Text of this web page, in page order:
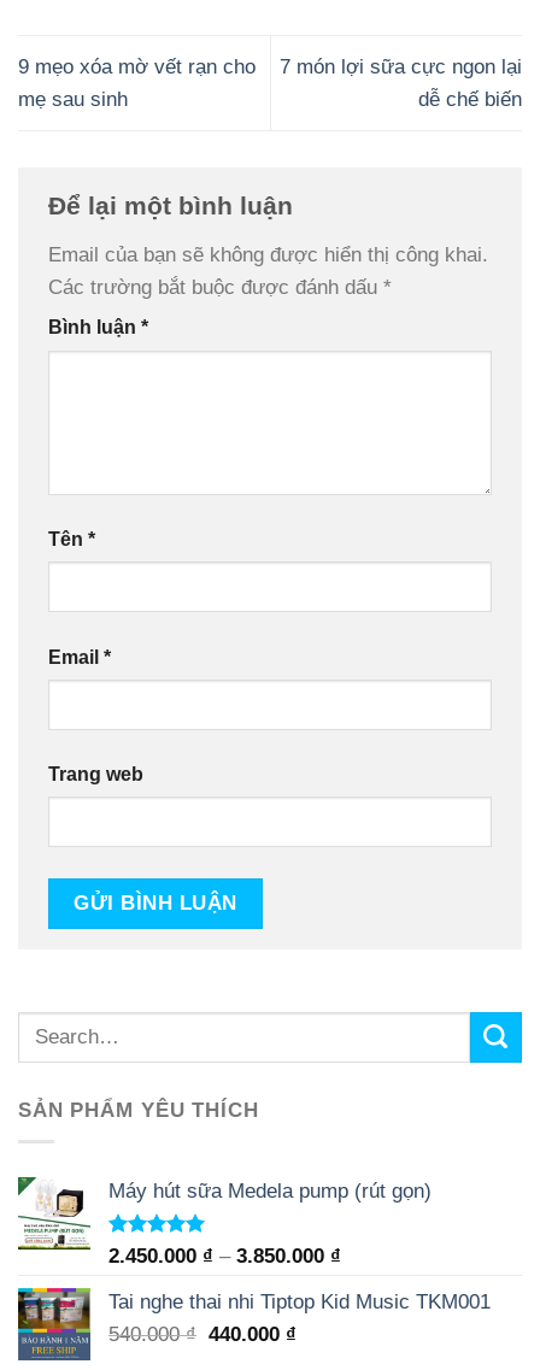
9 mẹo xóa mờ vết rạn cho
mẹ sau sinh
7 món lợi sữa cực ngon lại
dễ chế biến
Để lại một bình luận
Email của bạn sẽ không được hiển thị công khai.
Các trường bắt buộc được đánh dấu *
Bình luận *
Tên *
Email *
Trang web
SẢN PHẨM YÊU THÍCH
Máy hút sữa Medela pump (rút gọn)
Rated 5.00
2.450.000 ₫ – 3.850.000 ₫
Tai nghe thai nhi Tiptop Kid Music TKM001
540.000₫ 440.000 ₫